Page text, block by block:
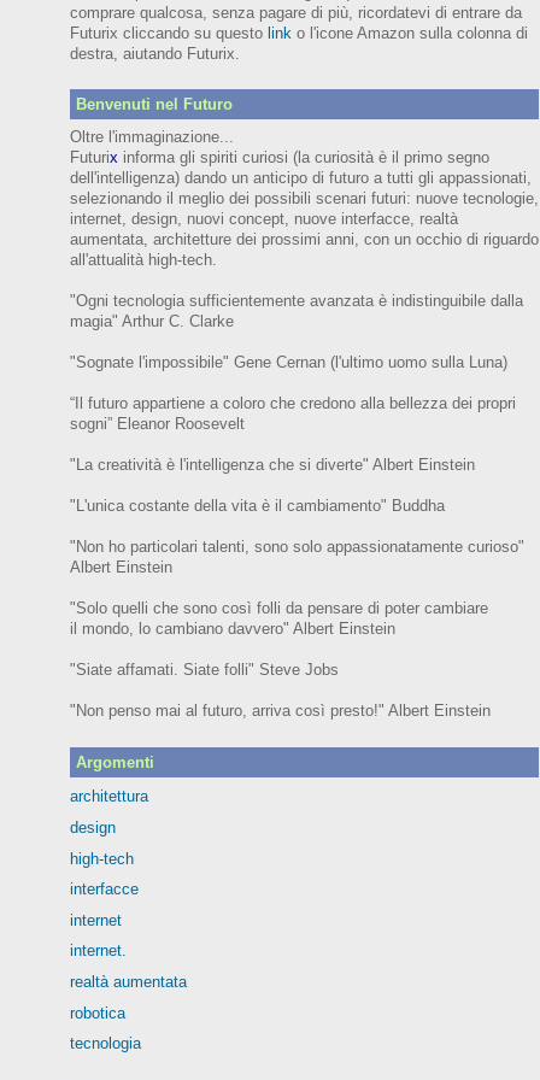
comprare qualcosa, senza pagare di più, ricordatevi di entrare da
Futurix cliccando su questo link o l'icone Amazon sulla colonna di
destra, aiutando Futurix.
Benvenuti nel Futuro
Oltre l'immaginazione...
Futurix informa gli spiriti curiosi (la curiosità è il primo segno
dell'intelligenza)dando un anticipo di futuroa tutti gli appassionati,
selezionando il meglio dei possibili scenari futuri: nuove tecnologie,
internet, design, nuovi concept, nuove interfacce, realtà
aumentata, architetture dei prossimi anni, con un occhio di riguardo
all'attualità high-tech.
"Ogni tecnologia sufficientemente avanzata è indistinguibile dalla
magia" Arthur C. Clarke
"Sognate l'impossibile" Gene Cernan (l'ultimo uomo sulla Luna)
“Il futuro appartiene a coloro che credono alla bellezza dei propri
sogni” EleanorRoosevelt
"La creatività è l'intelligenza che si diverte" Albert Einstein
"L'unica costante della vita è il cambiamento" Buddha
"Non ho particolari talenti, sono solo appassionatamente curioso"
Albert Einstein
"Solo quelli che sono così folli da pensare di poter cambiare
il mondo, lo cambiano davvero" Albert Einstein
"Siate affamati. Siate folli" Steve Jobs
"Non penso mai al futuro, arriva così presto!" Albert Einstein
Argomenti
architettura
design
high-tech
interfacce
internet
internet.
realtà aumentata
robotica
tecnologia